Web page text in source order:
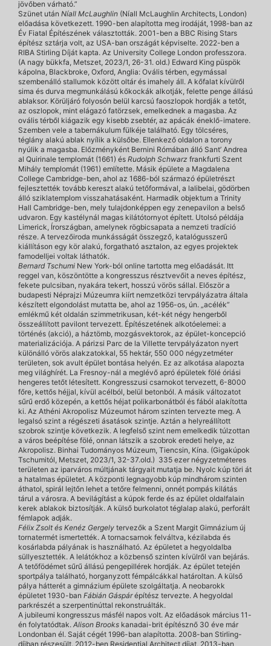
jövőben várható.”
Szünet után Níall McLaughlin (Níall McLaughlin Architects, London)
előadása következett. 1990-ben alapította meg irodáját, 1998-ban az
Év Fiatal Építészének választották. 2001-ben a BBC Rising Stars
építész sztárja volt, az USA-ban országát képviselte. 2022-ben a
RIBA Stirling Díját kapta. Az University College London professzora.
(A nagy bükkfa, Metszet, 2023/1, 26-31. old.) Edward King püspök
kápolna, Blackbroke, Oxford, Anglia: Ovális térben, egymással
szembenálló stallumok között oltár és imahely áll. A kőfalat kívülről
sima és durva megmunkálású kőkockák alkotják, felette penge állású
ablaksor. Körüljáró folyosón belül karcsú faoszlopok hordják a tetőt,
az oszlopok, mint elágazó fatörzsek, emelkednek a magasba. Az
ovális térből kiágazik egy kisebb zsebtér, az apácák éneklő-imatere.
Szemben vele a tabernákulum fülkéje található. Egy tölcséres,
téglány alakú ablak nyílik a külsőbe. Ellenkező oldalon a torony
nyúlik a magasba. Előzményként Bernini Rómában álló Sant’ Andrea
al Quirinale templomát (1661) és Rudolph Schwarz frankfurti Szent
Mihály templomát (1961) említette. Másik épülete a Magdalena
College Cambridge-ben, ahol az 1686-ból származó épületrészt
fejlesztették tovább kereszt alakú tetőformával, a lalibelai, gödörben
álló sziklatemplom visszahatásaként. Harmadik objektum a Trinity
Hall Cambridge-ben, mely tulajdonképpen egy zenepavilon a belső
udvaron. Egy kastélynál magas kilátótornyot épített. Utolsó példája
Limerick, Írországban, amelynek rögbicsapata a nemzeti tradíció
része. A tervezőiroda munkásságát összegző, katalógusszerű
kiállításon egy kör alakú, forgatható asztalon, az egyes projektek
famodelljei voltak láthatók.
Bernard Tschumi New York-ból online tartotta meg előadását. Itt
reggel van, köszöntötte a kongresszus résztvevőit a neves építész,
fekete pulcsiban, nyakára tekert, hosszú vörös sállal. Először a
budapesti Néprajzi Múzeumra kiírt nemzetközi tervpályázatra általa
készített elgondolást mutatta be, ahol az 1956-os, ún. „acélék”
emlékmű két oldalán szimmetrikusan, két-két négy hengerből
összeállított pavilont tervezett. Építészetének alkotóelemei: a
történés (akció), a háztömb, mozgásvektorok, az épület-koncepció
materializációja. A párizsi Parc de la Villette tervpályázaton nyert
különálló vörös alakzatokkal, 55 hektár, 550 000 négyzetméter
területen, sok avult épület bontása helyén. Ez az alkotása alapozta
meg világhírét. La Fresnoy-nál a meglévő apró épületek fölé óriási
hengeres tetőt létesített. Kongresszusi csarnokot tervezett, 6-8000
főre, kettős héjjal, kívül acélból, belül betonból. A másik változatot
sűrű erdő közepén, a kettős héjat polikarbonátból és fából alakította
ki. Az Athéni Akropolisz Múzeumot három szinten tervezte meg. A
legalsó szint a régészeti ásatások szintje. Aztán a helyreállított
szobrok szintje következik. A legfelső szint nem emelkedik túlzottan
a város beépítése fölé, onnan látszik a szobrok eredeti helye, az
Akropolisz. Binhai Tudományos Múzeum, Tiencsin, Kína. (Gigakúpok
Tschumitól, Metszet, 2023/1, 32-37.old.) 335 ezer négyzetméteres
területen az iparváros múltjának tárgyait mutatja be. Nyolc kúp töri át
a hatalmas épületet. A központi legnagyobb kúp mindhárom szinten
áthatol, spirál lejtőn lehet a tetőre felmenni, onnét pompás kilátás
tárul a városra. A bevilágítást a kúpok ferde és az épület oldalfalain
kerek ablakok biztosítják. A külső burkolatot téglalap alakú, perforált
fémlapok adják.
Félix Zsolt és Kenéz Gergely tervezők a Szent Margit Gimnázium új
tornatermét ismertették. A tornacsarnok felváltva, kézilabda és
kosárlabda pályának is használható. Az épületet a hegyoldalba
süllyesztették. A lelátókhoz a közbenső szinten kívülről van bejárás.
A tetőfödémet sűrű állású pengepillérek hordják. Az épület tetején
sportpálya található, horganyzott fémpálcákkal határoltan. A külső
pálya hátterét a gimnázium épülete szolgáltatja. A neobarokk
épületet 1930-ban Fábián Gáspárépítész tervezte. A hegyoldal
parkrészét a szerpentinúttal rekonstruálták.
A jubileumi kongresszus másfél napos volt. Az előadások március 11-
én folytatódtak. Alison Brooks kanadai-brit építésznő 30 éve már
Londonban él. Saját cégét 1996-ban alapította. 2008-ban Stirling-
díjban részesült. 2012-ben Residential Architect díjat, 2013-ban